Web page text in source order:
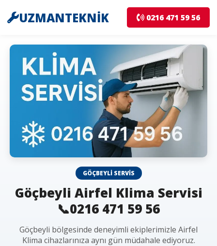
UZMANTEKNİK 0216 471 59 56
GÖÇBEYLI SERVIS
Göçbeyli Airfel Klima Servisi
📞0216 471 59 56
Göçbeyli bölgesinde deneyimli ekiplerimizle Airfel
Klima cihazlarınıza aynı gün müdahale ediyoruz.